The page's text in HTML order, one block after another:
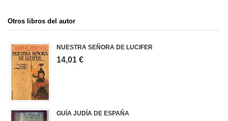
Otros libros del autor
NUESTRA SEÑORA DE LUCIFER
14,01 €
GUÍA JUDÍA DE ESPAÑA